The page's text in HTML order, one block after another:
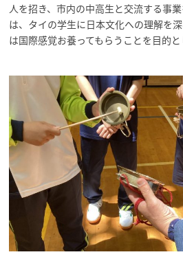
人を招き、市内の中高生と交流する事
は、タイの学生に日本文化への理解を
は国際感覚お養ってもらうことを目的と